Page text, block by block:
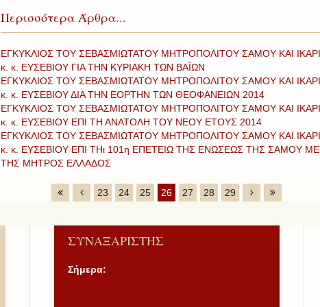
Περισσότερα Άρθρα...
ΕΓΚΥΚΛΙΟΣ ΤΟΥ ΣΕΒΑΣΜΙΩΤΑΤΟΥ ΜΗΤΡΟΠΟΛΙΤΟΥ ΣΑΜΟΥ ΚΑΙ
κ. κ. ΕΥΣΕΒΙΟΥ ΓΙΑ ΤΗΝ ΚΥΡΙΑΚΗ ΤΩΝ ΒΑΪΩΝ
ΕΓΚΥΚΛΙΟΣ ΤΟΥ ΣΕΒΑΣΜΙΩΤΑΤΟΥ ΜΗΤΡΟΠΟΛΙΤΟΥ ΣΑΜΟΥ ΚΑΙ
κ. κ. ΕΥΣΕΒΙΟΥ ΔΙΑ ΤΗΝ ΕΟΡΤΗΝ ΤΩΝ ΘΕΟΦΑΝΕΙΩΝ 2014
ΕΓΚΥΚΛΙΟΣ ΤΟΥ ΣΕΒΑΣΜΙΩΤΑΤΟΥ ΜΗΤΡΟΠΟΛΙΤΟΥ ΣΑΜΟΥ ΚΑΙ
κ. κ. ΕΥΣΕΒΙΟΥ ΕΠΙ ΤΗ ΑΝΑΤΟΛΗ ΤΟΥ ΝΕΟΥ ΕΤΟΥΣ 2014
ΕΓΚΥΚΛΙΟΣ ΤΟΥ ΣΕΒΑΣΜΙΩΤΑΤΟΥ ΜΗΤΡΟΠΟΛΙΤΟΥ ΣΑΜΟΥ ΚΑΙ
κ. κ. ΕΥΣΕΒΙΟΥ ΕΠΙ ΤΗι 101η ΕΠΕΤΕΙΩ ΤΗΣ ΕΝΩΣΕΩΣ ΤΗΣ ΣΑΜΟΥ
ΤΗΣ ΜΗΤΡΟΣ ΕΛΛΑΔΟΣ
23 24 25 26 27 28 29
ΣΥΝΑΞΑΡΙΣΤΗΣ
Σήμερα: